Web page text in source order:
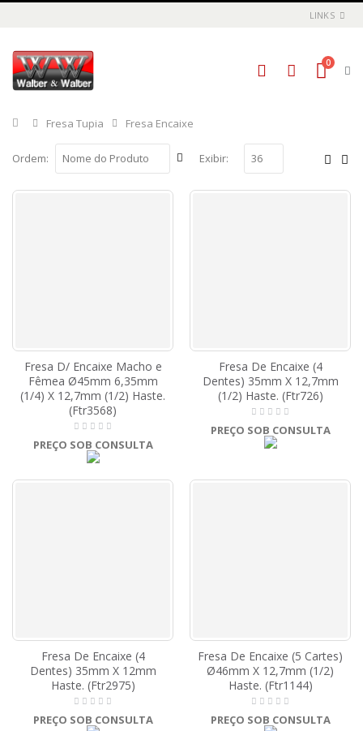
LINKS
0
InícioFresa Tupia Fresa Encaixe
Ordem: Exibir:
Fresa D/ Encaixe Macho e
Fêmea Ø45mm 6,35mm
(1/4) X 12,7mm (1/2) Haste.
(Ftr3568)
PREÇO SOB CONSULTA
Fresa De Encaixe (4
Dentes) 35mm X 12,7mm
(1/2) Haste. (Ftr726)
PREÇO SOB CONSULTA
Fresa De Encaixe (4
Dentes) 35mm X 12mm
Haste. (Ftr2975)
PREÇO SOB CONSULTA
Fresa De Encaixe (5 Cartes)
Ø46mm X 12,7mm (1/2)
Haste. (Ftr1144)
PREÇO SOB CONSULTA